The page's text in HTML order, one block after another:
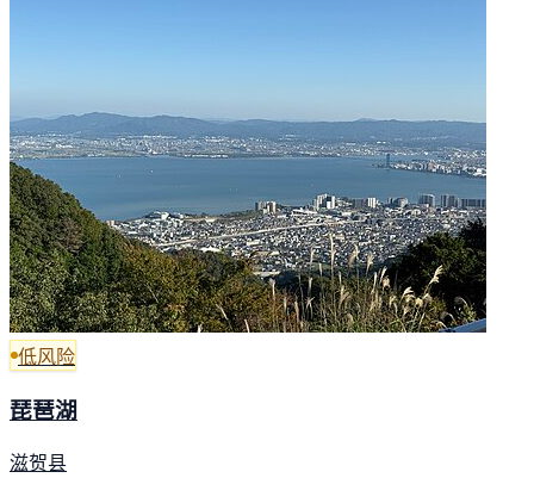
低风险
琵琶湖
滋贺县